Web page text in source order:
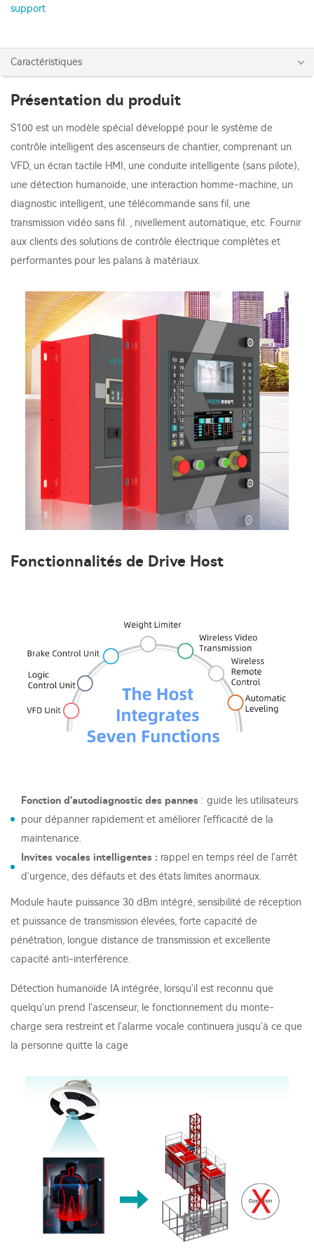
support
Caractéristiques
Présentation du produit
S100 est un modèle spécial développé pour le système de
contrôle intelligent des ascenseurs de chantier, comprenant un
VFD, un écran tactile HMI, une conduite intelligente (sans pilote),
une détection humanoïde, une interaction homme-machine, un
diagnostic intelligent, une télécommande sans fil, une
transmission vidéo sans fil. , nivellement automatique, etc. Fournir
aux clients des solutions de contrôle électrique complètes et
performantes pour les palans à matériaux.
Fonctionnalités de Drive Host
Fonction d'autodiagnostic des pannes : guide les utilisateurs
pour dépanner rapidement et améliorer l'efficacité de la
maintenance.
Invites vocales intelligentes : rappel en temps réel de l'arrêt
d'urgence, des défauts et des états limites anormaux.
Module haute puissance 30 dBm intégré, sensibilité de réception
et puissance de transmission élevées, forte capacité de
pénétration, longue distance de transmission et excellente
capacité anti-interférence.
Détection humanoïde IA intégrée, lorsqu'il est reconnu que
quelqu'un prend l'ascenseur, le fonctionnement du monte-
charge sera restreint et l'alarme vocale continuera jusqu'à ce que
la personne quitte la cage